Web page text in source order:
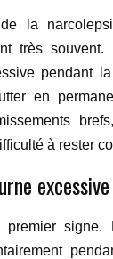
la
très
pendant
en
à rester
excessive
premier